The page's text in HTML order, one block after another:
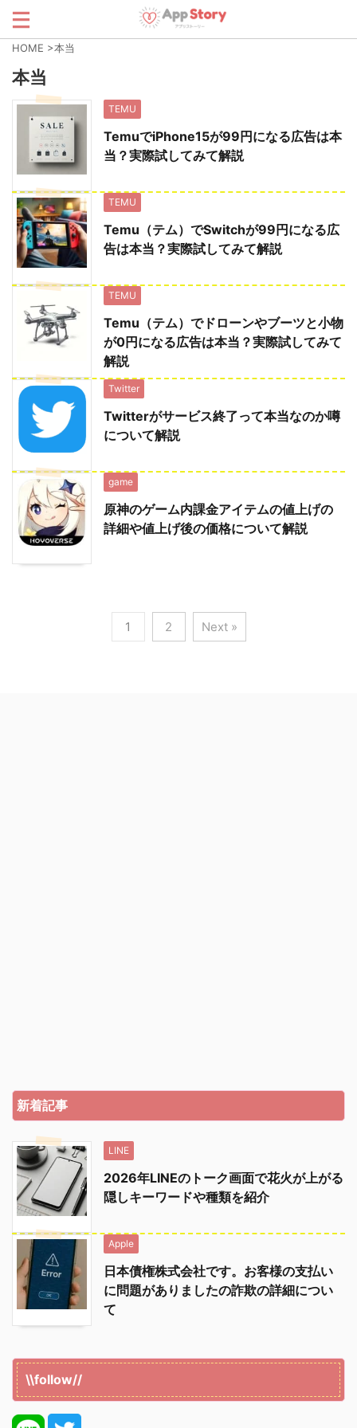
HOME >本当
本当
TEMU
TemuでiPhone15が99円になる広告は本
当？実際試してみて解説
TEMU
Temu（テム）でSwitchが99円になる広
告は本当？実際試してみて解説
TEMU
Temu（テム）でドローンやブーツと小物
が0円になる広告は本当？実際試してみて
解説
Twitter
Twitterがサービス終了って本当なのか噂
について解説
game
原神のゲーム内課金アイテムの値上げの
詳細や値上げ後の価格について解説
1 2 Next »
新着記事
LINE
2026年LINEのトーク画面で花火が上がる
隠しキーワードや種類を紹介
Apple
日本債権株式会社です。お客様の支払い
に問題がありましたの詐欺の詳細につい
て
\\follow//